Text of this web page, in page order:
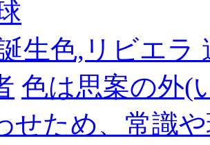
生色,リビエ
色は思案の外(
せため、常識